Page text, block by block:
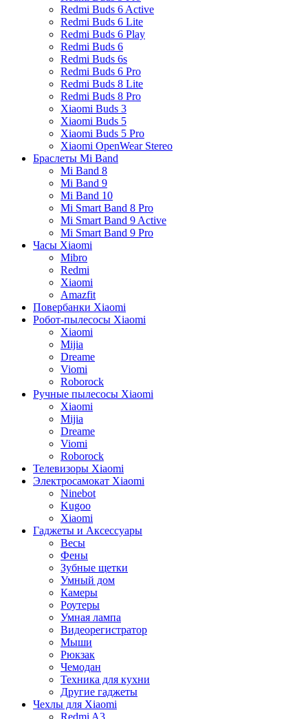
Redmi Buds 6 Active
Redmi Buds 6 Lite
Redmi Buds 6 Play
Redmi Buds 6
Redmi Buds 6s
Redmi Buds 6 Pro
Redmi Buds 8 Lite
Redmi Buds 8 Pro
Xiaomi Buds 3
Xiaomi Buds 5
Xiaomi Buds 5 Pro
Xiaomi OpenWear Stereo
Браслеты Mi Band
Mi Band 8
Mi Band 9
Mi Band 10
Mi Smart Band 8 Pro
Mi Smart Band 9 Active
Mi Smart Band 9 Pro
Часы Xiaomi
Mibro
Redmi
Xiaomi
Amazfit
Повербанки Xiaomi
Робот-пылесосы Xiaomi
Xiaomi
Mijia
Dreame
Viomi
Roborock
Ручные пылесосы Xiaomi
Xiaomi
Mijia
Dreame
Viomi
Roborock
Телевизоры Xiaomi
Электросамокат Xiaomi
Ninebot
Kugoo
Xiaomi
Гаджеты и Аксессуары
Весы
Фены
Зубные щетки
Умный дом
Камеры
Роутеры
Умная лампа
Видеорегистратор
Мыши
Рюкзак
Чемодан
Техника для кухни
Другие гаджеты
Чехлы для Xiaomi
Redmi A3